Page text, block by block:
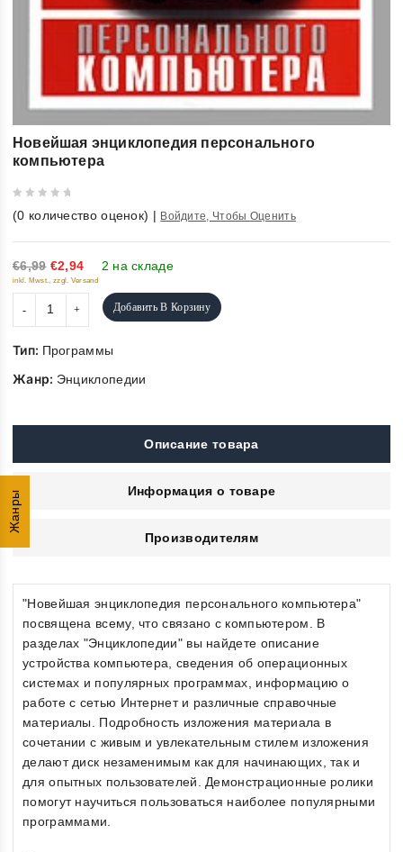
Жанры
Новейшая энциклопедия персонального
компьютера
out
of
5
(0 количество оценок) | Войдите, Чтобы Оценить
€6,99 €2,94 2 на складе
inkl. Mwst., zzgl. Versand
Добавить В Корзину
Тип: Программы
Жанр: Энциклопедии
Описание товара
Информация о товаре
Производителям
"Новейшая энциклопедия персонального компьютера"
посвящена всему, что связано с компьютером. В
разделах "Энциклопедии" вы найдете описание
устройства компьютера, сведения об операционных
системах и популярных программах, информацию о
работе с сетью Интернет и различные справочные
материалы. Подробность изложения материала в
сочетании с живым и увлекательным стилем изложения
делают диск незаменимым как для начинающих, так и
для опытных пользователей. Демонстрационные ролики
помогут научиться пользоваться наиболее популярными
программами.